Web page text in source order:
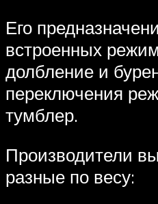
Его
встроенных
долбление и
переключения
тумблер.
Производители
разные по весу: